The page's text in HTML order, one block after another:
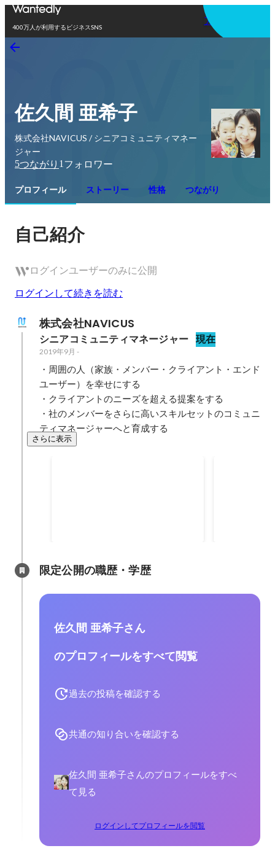
400万人が利用するビジネスSNS
アプリを使う
佐久間 亜希子
株式会社NAVICUS / シニアコミュニティマネー
ジャー
5つながり 1 フォロワー
プロフィール ストーリー 性格 つながり
自己紹介
ログインユーザーのみに公開
ログインして続きを読む
株式会社NAVICUS
シニアコミュニティマネージャー 現在
2019年9月 -
・周囲の人（家族・メンバー・クライアント・エンド
ユーザー）を幸せにする
・クライアントのニーズを超える提案をする
・社のメンバーをさらに高いスキルセットのコミュニ
ティマネージャーへと育成する
さらに表示
当しています。
いただきま
限定公開の職歴・学歴
佐久間 亜希子さん
のプロフィールをすべて閲覧
過去の投稿を確認する
共通の知り合いを確認する
佐久間 亜希子さんのプロフィールをすべ
て見る
ログインしてプロフィールを閲覧